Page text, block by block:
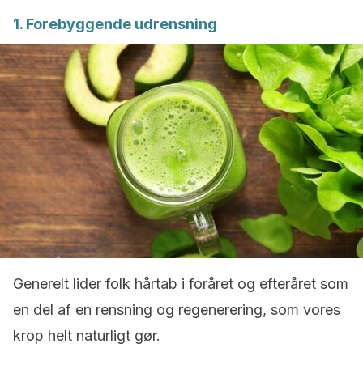
1. Forebyggende udrensning
Generelt lider folk hårtab i foråret og efteråret som
en del af en rensning og regenerering, som vores
krop helt naturligt gør.